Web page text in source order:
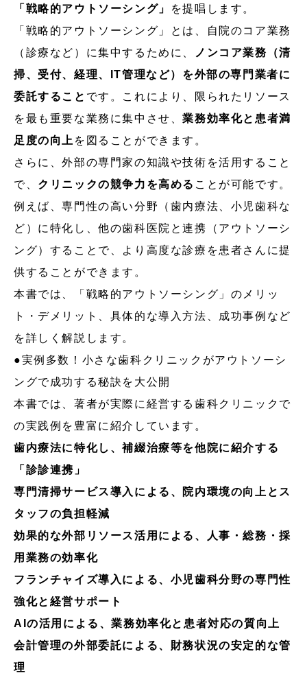
「戦略的アウトソーシング」
を提唱します。
「戦略的アウトソーシング」とは、自院のコア業務
（診療など）に集中するために、
ノンコア業務（清
掃、受付、経理、IT管理など）を外部の専門業者に
委託すること です。これにより、限られたリソース
を最も重要な業務に集中させ、業務効率化と患者満
足度の向上 を図ることができます。
さらに、外部の専門家の知識や技術を活用すること
で、 クリニックの競争力を高める ことが可能です。
例えば、専門性の高い分野（歯内療法、小児歯科な
ど）に特化し、他の歯科医院と連携（アウトソーシ
ング）することで、より高度な診療を患者さんに提
供することができます。
本書では、「戦略的アウトソーシング」のメリッ
ト・デメリット、具体的な導入方法、成功事例など
を詳しく解説します。
●実例多数！小さな歯科クリニックがアウトソーシ
ングで成功する秘訣を大公開
本書では、著者が実際に経営する歯科クリニックで
の実践例を豊富に紹介しています。
歯内療法に特化し、補綴治療等を他院に紹介する
「診診連携」
専門清掃サービス導入による、院内環境の向上とス
タッフの負担軽減
効果的な外部リソース活用による、人事・総務・採
用業務の効率化
フランチャイズ導入による、小児歯科分野の専門性
強化と経営サポート
AIの活用による、業務効率化と患者対応の質向上
会計管理の外部委託による、財務状況の安定的な管
理